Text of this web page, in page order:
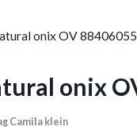
onix OV
onix
Camila klein